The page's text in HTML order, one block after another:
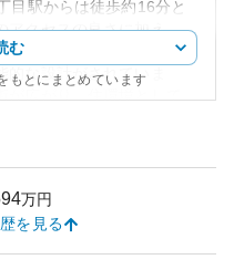
目駅からは徒歩約16分と
アクセスの良さに加え、
便性は高いです。
的な設計がされていま
す。買い物施設や飲食
ても発展が期待される
持しやすいです。ただ
どの自然災害リスクに備
む
もとにまとめています
万円
を見る